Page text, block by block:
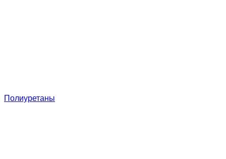
Полиуретаны